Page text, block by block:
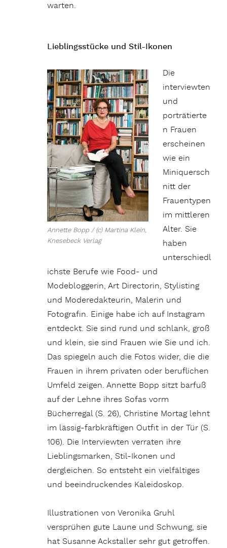
warten.
Lieblingsstücke und Stil-Ikonen
Annette Bopp / (c) Martina Klein,
Knesebeck Verlag
Die
interviewten
und
porträtierte
n Frauen
erscheinen
wie ein
Miniquersch
nitt der
Frauentypen
im mittleren
Alter. Sie
haben
unterschiedl
ichste Berufe wie Food- und
Modebloggerin, Art Directorin, Stylisting
und Moderedakteurin, Malerin und
Fotografin. Einige habe ich auf Instagram
entdeckt. Sie sind rund und schlank, groß
und klein, sie sind Frauen wie Sie und ich.
Das spiegeln auch die Fotos wider, die die
Frauen in ihrem privaten oder beruflichen
Umfeld zeigen. Annette Bopp sitzt barfuß
auf der Lehne ihres Sofas vorm
Bücherregal (S. 26), Christine Mortag lehnt
im lässig-farbkräftigen Outfit in der Tür (S.
106). Die Interviewten verraten ihre
Lieblingsmarken, Stil-Ikonen und
dergleichen. So entsteht ein vielfältiges
und beeindruckendes Kaleidoskop.
Illustrationen von Veronika Gruhl
versprühen gute Laune und Schwung, sie
hat Susanne Ackstaller sehr gut getroffen.